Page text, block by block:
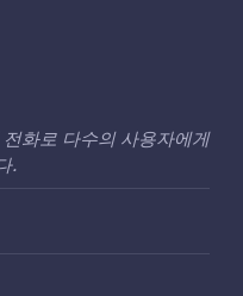
화로 다수의 사용자에게
.